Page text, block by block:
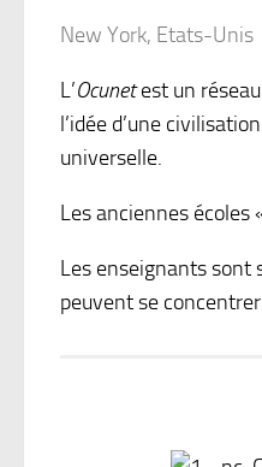
New York, Etats-Unis
L’Ocunetest un
l’idée d’une
universelle.
Les anciennes écoles
Les enseignants sont
peuvent se